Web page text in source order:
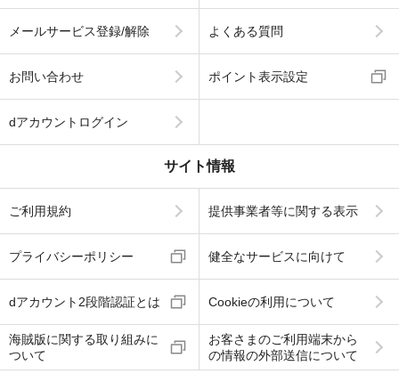
メールサービス登録/解除 よくある質問
お問い合わせ ポイント表示設定
dアカウントログイン
サイト情報
ご利用規約 提供事業者等に関する表示
プライバシーポリシー 健全なサービスに向けて
dアカウント2段階認証とは Cookieの利用について
海賊版に関する取り組みに
ついて
お客さまのご利用端末から
の情報の外部送信について